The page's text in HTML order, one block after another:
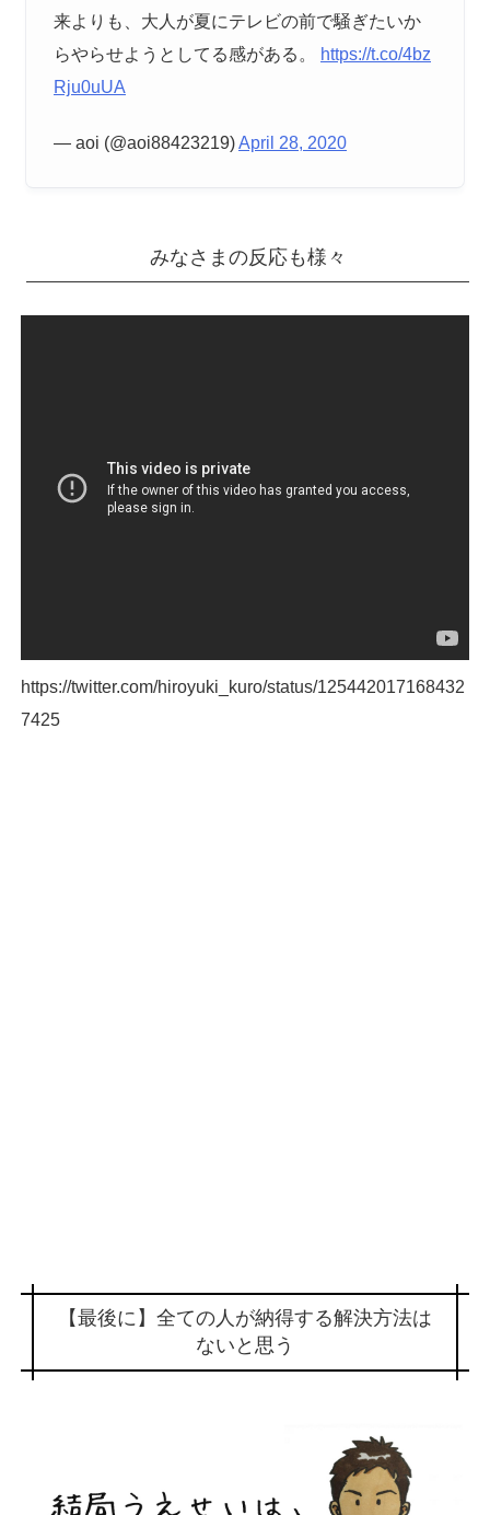
来よりも、大人が夏にテレビの前で騒ぎたいか
らやらせようとしてる感がある。
https://t.co/4bz
Rju0uUA
— aoi (@aoi88423219)April 28, 2020
みなさまの反応も様々
https://twitter.com/hiroyuki_kuro/status/125442017168432
7425
【最後に】全ての人が納得する解決方法は
ないと思う